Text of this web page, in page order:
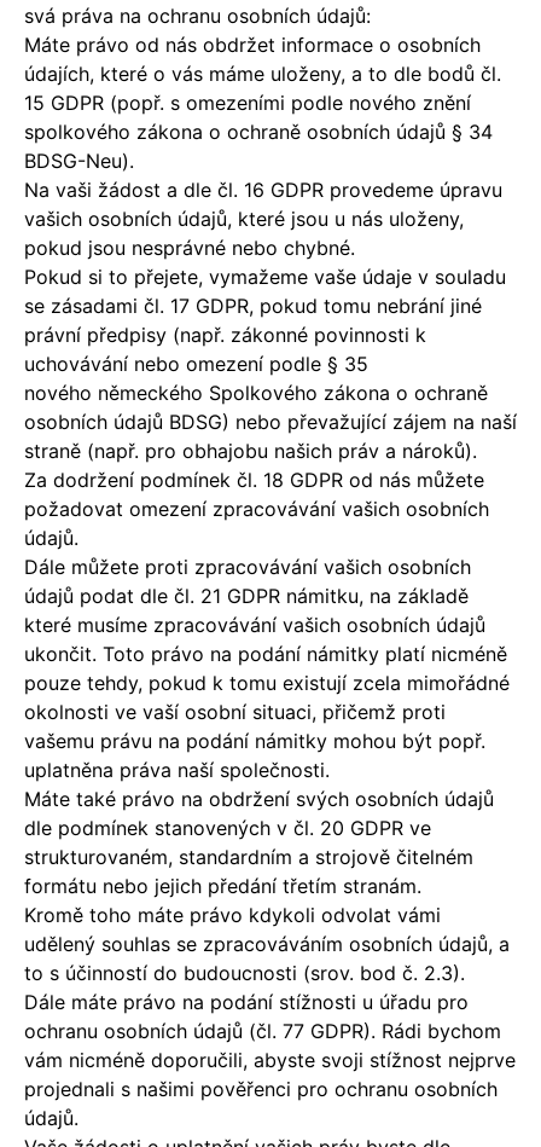
svá práva na ochranu osobních údajů:
Máte právo od nás obdržet informace o osobních
údajích, které o vás máme uloženy, a to dle bodů čl.
15 GDPR (popř. s omezeními podle nového znění
spolkového zákona o ochraně osobních údajů § 34
BDSG-Neu).
Na vaši žádost a dle čl. 16 GDPR provedeme úpravu
vašich osobních údajů, které jsou u nás uloženy,
pokud jsou nesprávné nebo chybné.
Pokud si to přejete, vymažeme vaše údaje v souladu
se zásadami čl. 17 GDPR, pokud tomu nebrání jiné
právní předpisy (např. zákonné povinnosti k
uchovávání nebo omezení podle § 35
nového německého Spolkového zákona o ochraně
osobních údajů BDSG) nebo převažující zájem na naší
straně (např. pro obhajobu našich práv a nároků).
Za dodržení podmínek čl. 18 GDPR od nás můžete
požadovat omezení zpracovávání vašich osobních
údajů.
Dále můžete proti zpracovávání vašich osobních
údajů podat dle čl. 21 GDPR námitku, na základě
které musíme zpracovávání vašich osobních údajů
ukončit. Toto právo na podání námitky platí nicméně
pouze tehdy, pokud k tomu existují zcela mimořádné
okolnosti ve vaší osobní situaci, přičemž proti
vašemu právu na podání námitky mohou být popř.
uplatněna práva naší společnosti.
Máte také právo na obdržení svých osobních údajů
dle podmínek stanovených v čl. 20 GDPR ve
strukturovaném, standardním a strojově čitelném
formátu nebo jejich předání třetím stranám.
Kromě toho máte právo kdykoli odvolat vámi
udělený souhlas se zpracováváním osobních údajů, a
to s účinností do budoucnosti (srov. bod č. 2.3).
Dále máte právo na podání stížnosti u úřadu pro
ochranu osobních údajů (čl. 77 GDPR). Rádi bychom
vám nicméně doporučili, abyste svoji stížnost nejprve
projednali s našimi pověřenci pro ochranu osobních
údajů.